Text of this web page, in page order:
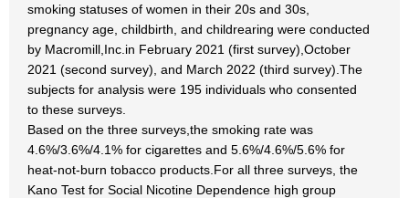
smoking statuses of women in their 20s and 30s,
pregnancy age, childbirth, and childrearing were conducted
by Macromill,Inc.in February 2021 (first survey),October
2021 (second survey), and March 2022 (third survey).The
subjects for analysis were 195 individuals who consented
to these surveys.
Based on the three surveys,the smoking rate was
4.6%/3.6%/4.1% for cigarettes and 5.6%/4.6%/5.6% for
heat-not-burn tobacco products.For all three surveys, the
Kano Test for Social Nicotine Dependence high group